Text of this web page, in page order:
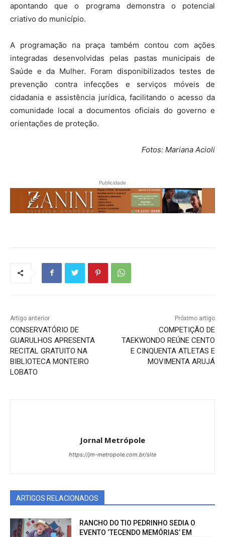
apontando que o programa demonstra o potencial
criativo do município.
A programação na praça também contou com ações
integradas desenvolvidas pelas pastas municipais de
Saúde e da Mulher. Foram disponibilizados testes de
prevenção contra infecções e serviços móveis de
cidadania e assistência jurídica, facilitando o acesso da
comunidade local a documentos oficiais do governo e
orientações de proteção.
Fotos: Mariana Acioli
Publicidade
Artigo anterior
CONSERVATÓRIO DE
GUARULHOS APRESENTA
RECITAL GRATUITO NA
BIBLIOTECA MONTEIRO
LOBATO
Próximo artigo
COMPETIÇÃO DE
TAEKWONDO REÚNE CENTO
E CINQUENTA ATLETAS E
MOVIMENTA ARUJÁ
Jornal Metrópole
https://jm-metropole.com.br/site
ARTIGOS RELACIONADOS
RANCHO DO TIO PEDRINHO SEDIA O
EVENTO ‘TECENDO MEMÓRIAS’ EM